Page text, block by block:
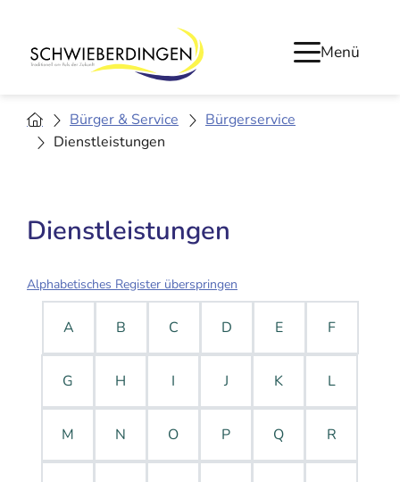
Menü
Bürger & Service
Bürgerservice
Dienstleistungen
Dienstleistungen
Alphabetisches Register überspringen
A B C D E F
G H I J K L
M N O P Q R